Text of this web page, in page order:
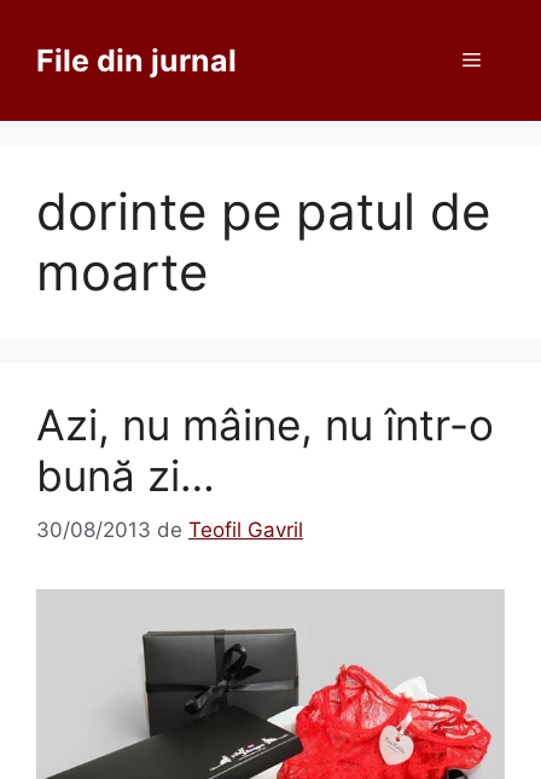
conținutFile din jurnal Meniu
dorinte pe patul de
moarte
Azi, nu mâine, nu într-o
bună zi…
30/08/2013 de Teofil Gavril